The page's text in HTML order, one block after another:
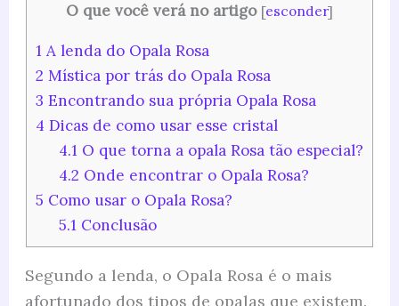
O que você verá no artigo [esconder]
1 A lenda do Opala Rosa
2 Mística por trás do Opala Rosa
3 Encontrando sua própria Opala Rosa
4 Dicas de como usar esse cristal
4.1O que torna a opala Rosa tão especial?
4.2 Onde encontrar o Opala Rosa?
5 Como usar o Opala Rosa?
5.1Conclusão
Segundo a lenda, o Opala Rosa é o mais
afortunado dos tipos de opalas que existem.